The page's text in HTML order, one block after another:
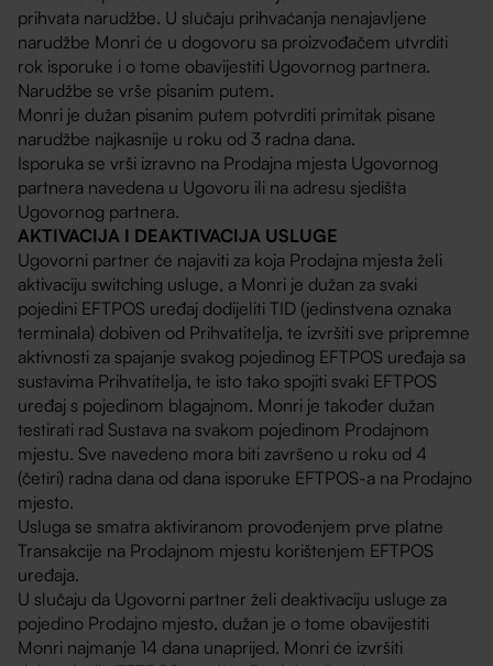
prihvata narudžbe. U slučaju prihvaćanja nenajavljene
narudžbe Monri će u dogovoru sa proizvođačem utvrditi
rok isporuke i o tome obavijestiti Ugovornog partnera.
Narudžbe se vrše pisanim putem.
Monri je dužan pisanim putem potvrditi primitak pisane
narudžbe najkasnije u roku od 3 radna dana.
Isporuka se vrši izravno na Prodajna mjesta Ugovornog
partnera navedena u Ugovoru ili na adresu sjedišta
Ugovornog partnera.
AKTIVACIJA I DEAKTIVACIJA USLUGE
Ugovorni partner će najaviti za koja Prodajna mjesta želi
aktivaciju switching usluge, a Monri je dužan za svaki
pojedini EFTPOS uređaj dodijeliti TID (jedinstvena oznaka
terminala) dobiven od Prihvatitelja, te izvršiti sve pripremne
aktivnosti za spajanje svakog pojedinog EFTPOS uređaja sa
sustavima Prihvatitelja, te isto tako spojiti svaki EFTPOS
uređaj s pojedinom blagajnom. Monri je također dužan
testirati rad Sustava na svakom pojedinom Prodajnom
mjestu. Sve navedeno mora biti završeno u roku od 4
(četiri) radna dana od dana isporuke EFTPOS-a na Prodajno
mjesto.
Usluga se smatra aktiviranom provođenjem prve platne
Transakcije na Prodajnom mjestu korištenjem EFTPOS
uređaja.
U slučaju da Ugovorni partner želi deaktivaciju usluge za
pojedino Prodajno mjesto, dužan je o tome obavijestiti
Monri najmanje 14 dana unaprijed. Monri će izvršiti